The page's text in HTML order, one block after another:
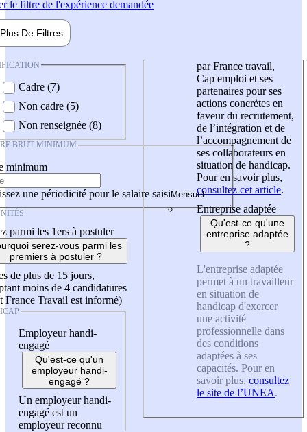
le filtre de l'expérience demandée
Plus De Filtres
Cadre (7)
Non cadre (5)
Non renseignée (8)
BRUT MINIMUM
minimum
une périodicité pour le salaire saisi
parmi les 1ers à postuler
serez-vous parmi les
premiers à postuler ?
de plus de 15 jours,
moins de 4 candidatures
France Travail est informé)
Employeur handi-
engagé
Qu'est-ce qu'un
employeur handi-
engagé ?
Un employeur handi-
engagé est un
employeur reconnu
par France travail,
Cap emploi et ses
partenaires pour ses
actions concrètes en
faveur du recrutement,
de l’intégration et de
l’accompagnement de
ses collaborateurs en
situation de handicap.
Pour en savoir plus,
consultez cet article.
Entreprise adaptée
Qu'est-ce qu'une
entreprise adaptée
?
L'entreprise adaptée
permet à un travailleur
en situation de
handicap d'exercer
une activité
professionnelle dans
des conditions
adaptées à ses
capacités. Pour en
savoir plus, consultez
le site de l’UNEA.